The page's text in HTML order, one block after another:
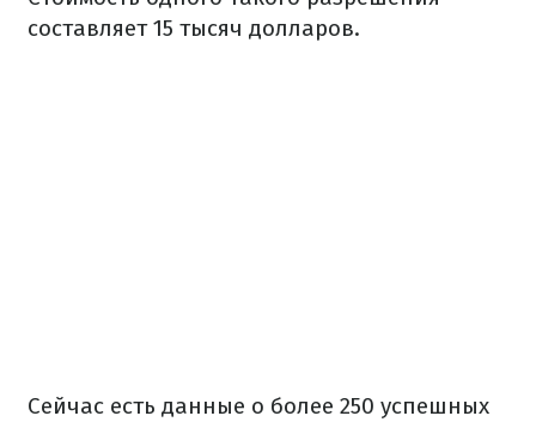
составляет 15 тысяч долларов.
Сейчас есть данные о более 250 успешных